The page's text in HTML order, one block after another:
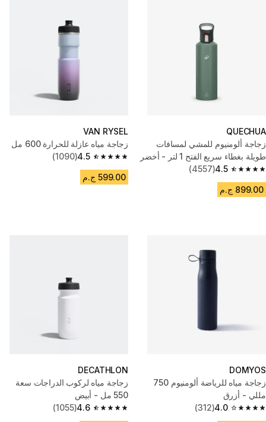
QUECHUA
زجاجة ألومنيوم للمشي لمسافات
طويلة بغطاء سريع الفتح 1 لتر - أخضر
4.5
4.5 out of 5 stars from 4557 reviews
(4557)
899.00 ج.م
VAN RYSEL
زجاجة مياه عازلة للحرارة 600 مل
4.5
4.5 out of 5 stars from 1090 reviews
(1090)
599.00 ج.م
DOMYOS
زجاجة مياه للرياضة ألومنيوم 750
مللي - أزرق
4.0
4.0 out of 5 stars from 312 reviews
(312)
DECATHLON
زجاجة مياه لركوب الدراجات سعة
550 مل - أبيض
4.6
4.6 out of 5 stars from 1055 reviews
(1055)